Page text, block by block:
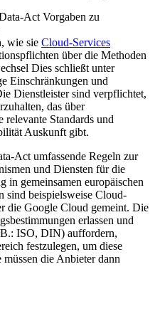
Act Vorgaben zu
wie sie Cloud-Services
über die Methoden
Dies schließt unter
Einschränkungen und
Dienstleister sind verpflichtet,
das über
Standards und
Auskunft gibt.
Act umfassende Regeln zur
und Diensten für die
in gemeinsamen europäischen
sind beispielsweise Cloud-
die Google Cloud gemeint. Die
erlassen und
ISO, DIN) auffordern,
festzulegen, um diese
die Anbieter dann